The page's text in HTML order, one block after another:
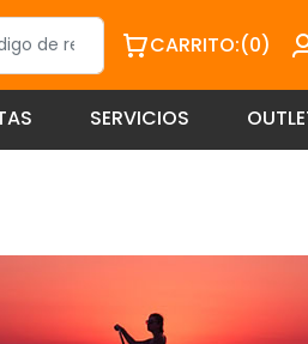
CARRITO:(0)
SERVICIOS